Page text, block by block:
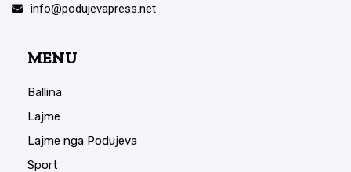
info@podujevapress.net
MENU
Ballina
Lajme
Lajme nga Podujeva
Sport